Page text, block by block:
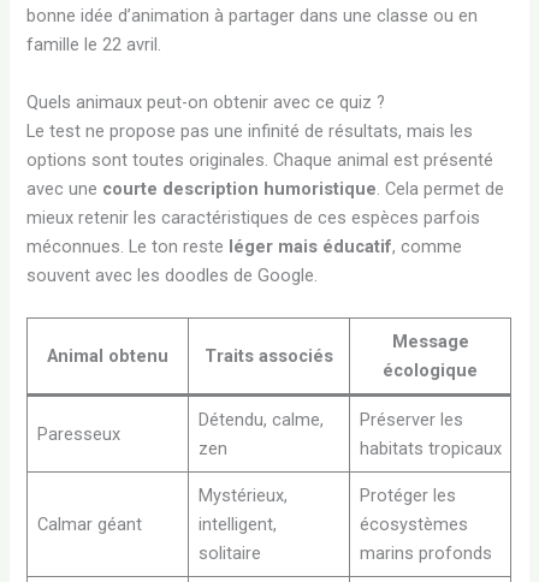
bonne idée d’animation à partager dans une classe ou en
famille le 22 avril.
Quels animaux peut-on obtenir avec ce quiz ?
Le test ne propose pas une infinité de résultats, mais les
options sont toutes originales. Chaque animal est présenté
avec une courte description humoristique. Cela permet de
mieux retenir les caractéristiques de ces espèces parfois
méconnues. Le ton reste léger mais éducatif, comme
souvent avec les doodles de Google.
Animal obtenu Traits associés
Message
écologique
Paresseux
Détendu, calme,
zen
Préserver les
habitats tropicaux
Calmar géant
Mystérieux,
intelligent,
solitaire
Protéger les
écosystèmes
marins profonds